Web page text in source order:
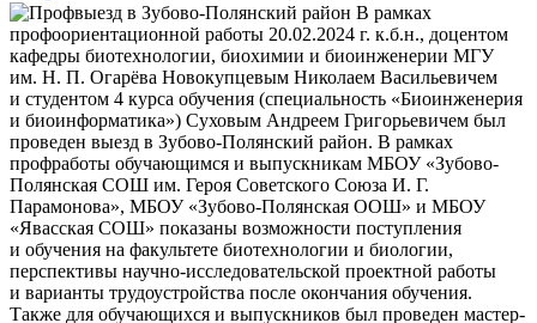
В рамках
профоориентационной работы 20.02.2024 г. к.б.н., доцентом
кафедры биотехнологии, биохимии и биоинженерии МГУ
им. Н. П. Огарёва Новокупцевым Николаем Васильевичем
и студентом 4 курса обучения (специальность «Биоинженерия
и биоинформатика») Суховым Андреем Григорьевичем был
проведен выезд в Зубово-Полянский район. В рамках
профработы обучающимся и выпускникам МБОУ «Зубово-
Полянская СОШ им. Героя Советского Союза И. Г.
Парамонова», МБОУ «Зубово-Полянская ООШ» и МБОУ
«Явасская СОШ» показаны возможности поступления
и обучения на факультете биотехнологии и биологии,
перспективы научно-исследовательской проектной работы
и варианты трудоустройства после окончания обучения.
Также для обучающихся и выпускников был проведен мастер-